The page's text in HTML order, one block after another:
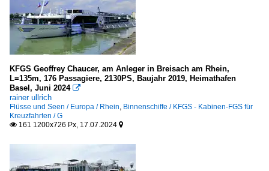
KFGS Geoffrey Chaucer, am Anleger in Breisach am Rhein,
L=135m, 176 Passagiere, 2130PS, Baujahr 2019, Heimathafen
Basel, Juni 2024 
rainer ullrich
Flüsse und Seen / Europa / Rhein, Binnenschiffe / KFGS - Kabinen-FGS für
Kreuzfahrten / G
 161 1200x726 Px, 17.07.2024 